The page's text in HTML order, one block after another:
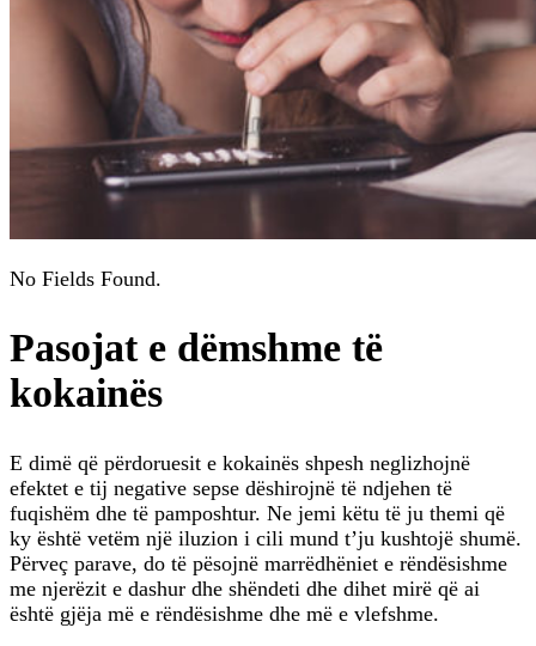
No Fields Found.
Pasojat e dëmshme të
kokainës
E dimë që përdoruesit e kokainës shpesh neglizhojnë
efektet e tij negative sepse dëshirojnë të ndjehen të
fuqishëm dhe të pamposhtur. Ne jemi këtu të ju themi që
ky është vetëm një iluzion i cili mund t’ju kushtojë shumë.
Përveç parave, do të pësojnë marrëdhëniet e rëndësishme
me njerëzit e dashur dhe shëndeti dhe dihet mirë që ai
është gjëja më e rëndësishme dhe më e vlefshme.